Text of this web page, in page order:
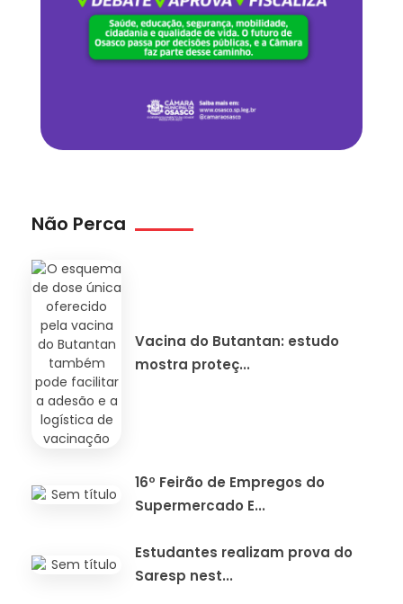
Não Perca
Vacina do Butantan: estudo
mostra proteç...
16º Feirão de Empregos do
Supermercado E...
Estudantes realizam prova do
Saresp nest...